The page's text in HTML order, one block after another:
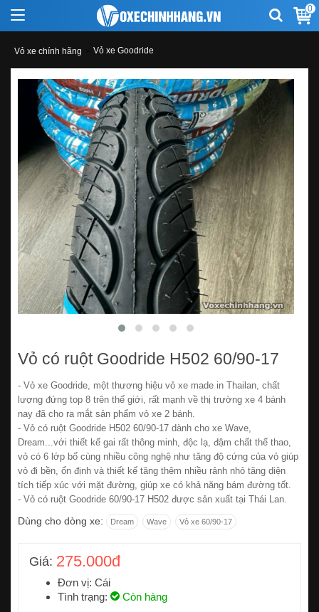
0
Vỏ xe chính hãng Vỏ xe Goodride
Vỏ có ruột Goodride H502 60/90-17
- Vỏ xe Goodride, một thương hiệu vỏ xe made in Thailan, chất
lượng đứng top 8 trên thế giới, rất mạnh về thị trường xe 4 bánh
nay đã cho ra mắt sản phẩm vỏ xe 2 bánh.
- Vỏ có ruột Goodride H502 60/90-17 dành cho xe Wave,
Dream...với thiết kế gai rất thông minh, độc lạ, đậm chất thể thao,
vỏ có 6 lớp bố cùng nhiều công nghệ như tăng độ cứng của vỏ giúp
vỏ đi bền, ổn định và thiết kế tăng thêm nhiều rảnh nhỏ tăng diện
tích tiếp xúc với mặt đường, giúp xe có khả năng bám đường tốt.
- Vỏ có ruột Goodride 60/90-17 H502 được sản xuất tại Thái Lan.
Dùng cho dòng xe: Dream Wave Vỏ xe 60/90-17
Giá: 275.000đ
Đơn vị: Cái
Tình trạng:
Còn hàng